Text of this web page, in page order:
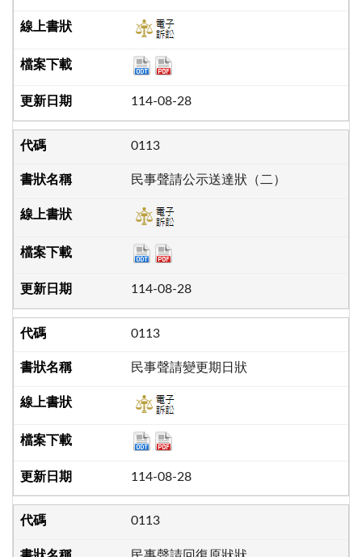
114-08-28
0113
民事聲請公示送達狀（二）
114-08-28
0113
民事聲請變更期日狀
114-08-28
0113